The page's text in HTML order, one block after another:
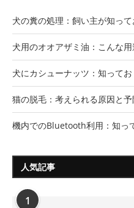
犬の糞の処理：飼い主が知って
犬用のオオアザミ油：こんな
犬にカシューナッツ：知ってお
猫の脱毛：考えられる原因と
機内でのBluetooth利用：知っ
人気記事
1